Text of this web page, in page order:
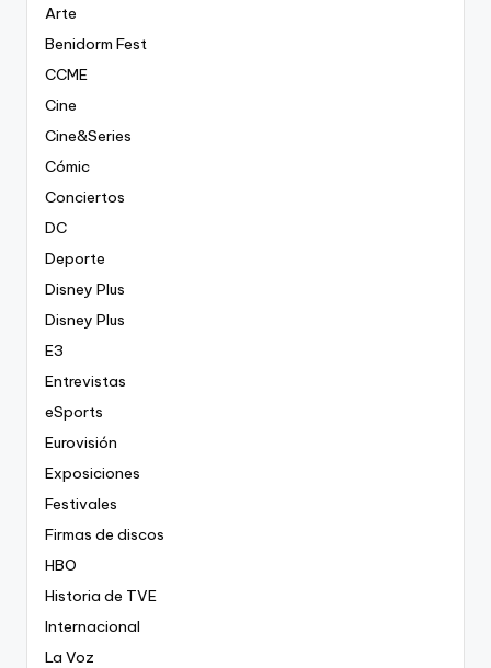
Arte
Benidorm Fest
CCME
Cine
Cine&Series
Cómic
Conciertos
DC
Deporte
Disney Plus
Disney Plus
E3
Entrevistas
eSports
Eurovisión
Exposiciones
Festivales
Firmas de discos
HBO
Historia de TVE
Internacional
La Voz